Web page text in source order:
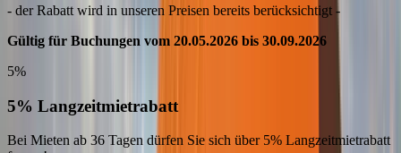
- der Rabatt wird in unseren Preisen bereits berücksichtigt -
Gültig für Buchungen vom 20.05.2026 bis 30.09.2026
5%
5% Langzeitmietrabatt
Bei Mieten ab 36 Tagen dürfen Sie sich über 5% Langzeitmietrabatt